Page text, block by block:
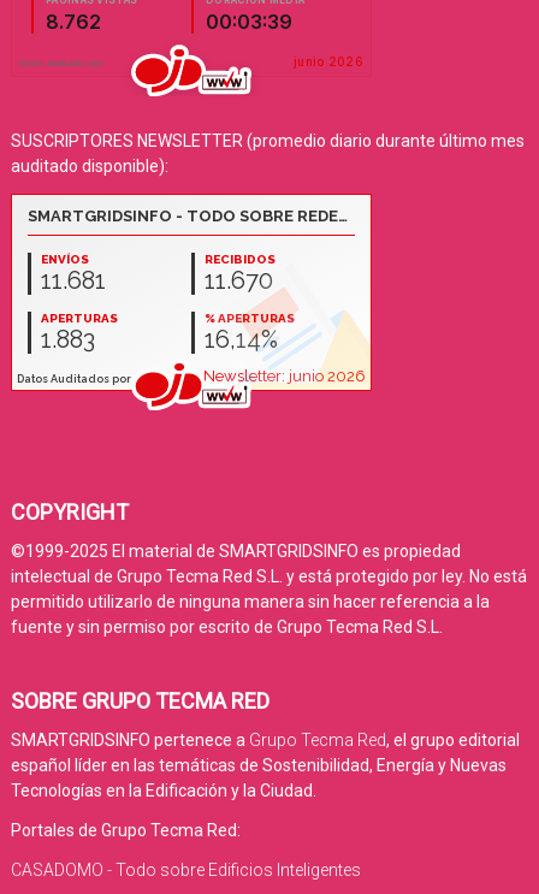
SUSCRIPTORES NEWSLETTER (promedio diario durante último mes
auditado disponible):
COPYRIGHT
©1999-2025 El material de SMARTGRIDSINFO es propiedad
intelectual de Grupo Tecma Red S.L. y está protegido por ley. No está
permitido utilizarlo de ninguna manera sin hacer referencia a la
fuente y sin permiso por escrito de Grupo Tecma Red S.L.
SOBRE GRUPO TECMA RED
SMARTGRIDSINFO pertenece a Grupo Tecma Red, el grupo editorial
español líder en las temáticas de Sostenibilidad, Energía y Nuevas
Tecnologías en la Edificación y la Ciudad.
Portales de Grupo Tecma Red:
CASADOMO - Todo sobre Edificios Inteligentes